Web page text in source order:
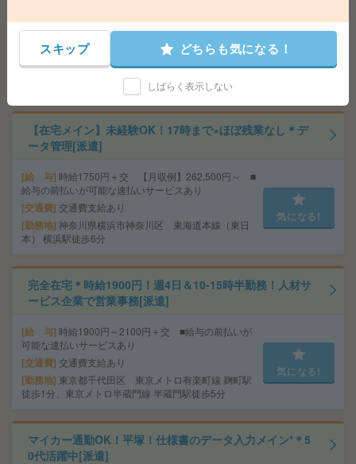
給 与 時給1750円＋交 【月収例】301,875円～ ■
給与の前払いが可能な速払いサービスあり
交通費 交通費支給あり
勤務地 東京都千代田区 中央・総武線各停 飯田橋駅
【在宅メイン】未経験OK！17時まで×ほぼ残業なし＊デ
ータ管理[派遣]
給 与 時給1750円＋交 【月収例】262,500円～ ■
給与の前払いが可能な速払いサービスあり
交通費 交通費支給あり
勤務地 神奈川県横浜市神奈川区 東海道本線（東日
本） 横浜駅徒歩6分
気になる!
完全在宅＊時給1900円！週4日＆10-15時半勤務！人材サ
ービス企業で営業事務[派遣]
給 与 時給1900円～2100円＋交 ■給与の前払いが
可能な速払いサービスあり
交通費 交通費支給あり
勤務地 東京都千代田区 東京メトロ有楽町線 麹町駅
徒歩1分、東京メトロ半蔵門線 半蔵門駅徒歩5分
気になる!
マイカー通勤OK！平塚！仕様書のデータ入力メイン*＊5
0代活躍中[派遣]
スキップ どちらも気になる！
しばらく表示しない